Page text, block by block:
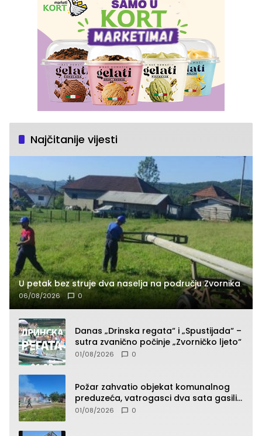
Najčitanije vijesti
U petak bez struje dva naselja na području Zvornika
06/08/2026 0
Danas „Drinska regata“ i „Spustijada“ –
sutra zvanično počinje „Zvorničko ljeto“
01/08/2026 0
Požar zahvatio objekat komunalnog
preduzeća, vatrogasci dva sata gasili
vatru (FOTO)
01/08/2026 0